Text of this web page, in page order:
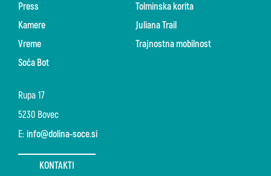
Rupa 17
5230 Bovec
E: info@dolina-soce.si
KONTAKTI
Press
Kamere
Vreme
Soča Bot
Tolminska korita
Juliana Trail
Trajnostna mobilnost